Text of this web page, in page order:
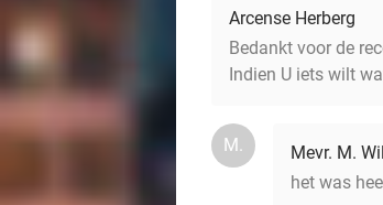
Arcense Herberg
Bedankt voor de
Indien U iets wilt
M.
Mevr. M.
het was